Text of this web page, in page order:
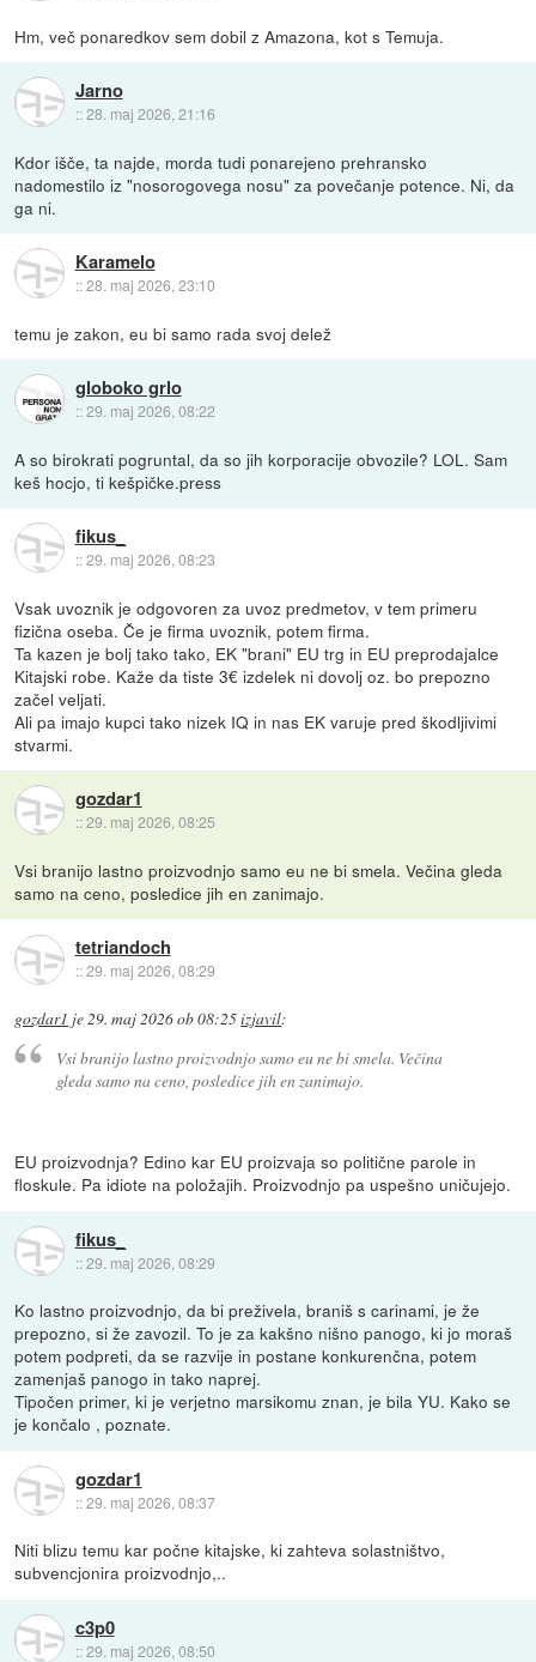
Hm, več ponaredkov sem dobil z Amazona, kot s Temuja.
Jarno
::28. maj 2026, 21:16
Kdor išče, ta najde, morda tudi ponarejeno prehransko
nadomestilo iz "nosorogovega nosu" za povečanje potence. Ni, da
ga ni.
Karamelo
::28. maj 2026, 23:10
temu je zakon, eu bi samo rada svoj delež
globoko grlo
::29. maj 2026, 08:22
A so birokrati pogruntal, da so jih korporacije obvozile? LOL. Sam
keš hocjo, ti kešpičke.press
fikus_
::29. maj 2026, 08:23
Vsak uvoznik je odgovoren za uvoz predmetov, v tem primeru
fizična oseba. Če je firma uvoznik, potem firma.
Ta kazen je bolj tako tako, EK "brani" EU trg in EU preprodajalce
Kitajski robe. Kaže da tiste 3€ izdelek ni dovolj oz. bo prepozno
začel veljati.
Ali pa imajo kupci tako nizek IQ in nas EK varuje pred škodljivimi
stvarmi.
gozdar1
::29. maj 2026, 08:25
Vsi branijo lastno proizvodnjo samo eu ne bi smela. Večina gleda
samo na ceno, posledice jih en zanimajo.
tetriandoch
::29. maj 2026, 08:29
gozdar1 je29. maj 2026 ob 08:25izjavil:
Vsi branijo lastno proizvodnjo samo eu ne bi smela. Večina
gleda samo na ceno, posledice jih en zanimajo.
EU proizvodnja? Edino kar EU proizvaja so politične parole in
floskule. Pa idiote na položajih. Proizvodnjo pa uspešno uničujejo.
fikus_
::29. maj 2026, 08:29
Ko lastno proizvodnjo, da bi preživela, braniš s carinami, je že
prepozno, si že zavozil. To je za kakšno nišno panogo, ki jo moraš
potem podpreti, da se razvije in postane konkurenčna, potem
zamenjaš panogo in tako naprej.
Tipočen primer, ki je verjetno marsikomu znan, je bila YU. Kako se
je končalo , poznate.
gozdar1
::29. maj 2026, 08:37
Niti blizu temu kar počne kitajske, ki zahteva solastništvo,
subvencjonira proizvodnjo,..
c3p0
::29. maj 2026, 08:50